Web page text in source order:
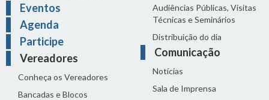
Eventos
Agenda
Participe
Vereadores
Conheça os Vereadores
Bancadas e Blocos
Audiências Públicas, Visitas
Técnicas e Seminários
Distribuição do dia
Comunicação
Notícias
Sala de Imprensa